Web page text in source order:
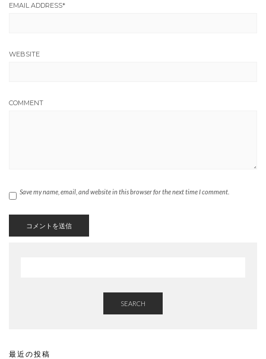
EMAIL ADDRESS*
WEBSITE
COMMENT
Save my name, email, and website in this browser for the next time I comment.
SEARCH
最近の投稿